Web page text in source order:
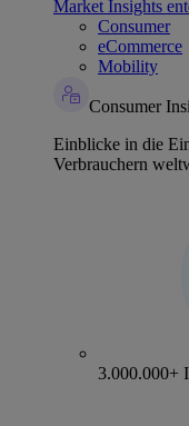
Market Insights
Consumer
eCommerce
Mobility
Consumer
Einblicke in die
Verbrauchern
3.000.000+